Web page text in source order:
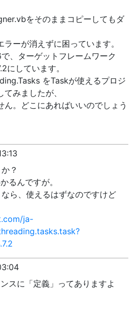
をそのままコピーしてもダ
ーが消えずに困っています。
、ターゲットフレームワーク
にしています。
をTaskが使えるプロジ
みましたが、
ん。どこにあればいいのでしょう
？
るんですが。
ら、使えるはずなのですけど
ja-
スに「定義」ってありますよ